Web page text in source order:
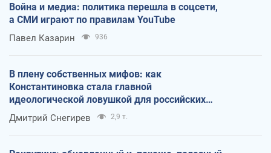
Война и медиа: политика перешла в соцсети,
а СМИ играют по правилам YouTube
Павел Казарин 936
В плену собственных мифов: как
Константиновка стала главной
идеологической ловушкой для российских
оккупантов
Дмитрий Снегирев 2,9 т.